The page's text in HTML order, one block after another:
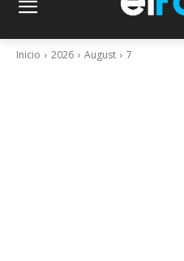
Inicio 2026 August 7